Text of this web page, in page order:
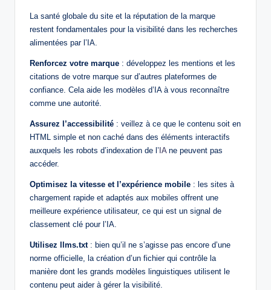
La santé globale du site et la réputation de la marque
restent fondamentales pour la visibilité dans les recherches
alimentées par l’IA.
Renforcez votre marque : développez les mentions et les
citations de votre marque sur d’autres plateformes de
confiance. Cela aide les modèles d’IA à vous reconnaître
comme une autorité.
Assurez l’accessibilité : veillez à ce que le contenu soit en
HTML simple et non caché dans des éléments interactifs
auxquels les robots d’indexation de l’ IA ne peuvent pas
accéder.
Optimisez la vitesse et l’expérience mobile : les sites à
chargement rapide et adaptés aux mobiles offrent une
meilleure expérience utilisateur, ce qui est un signal de
classement clé pour l’IA.
Utilisez llms.txt: bien qu’il ne s’agisse pas encore d’une
norme officielle, la création d’un fichier qui contrôle la
manière dont les grands modèles linguistiques utilisent le
contenu peut aider à gérer la visibilité.